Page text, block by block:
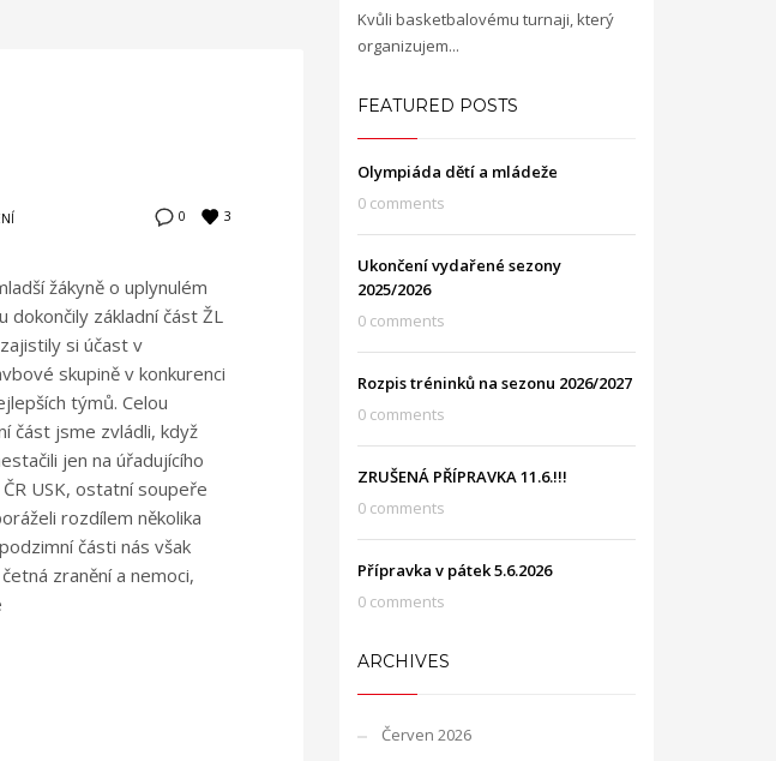
0 3
žákyně o uplynulém
dokončily základní část ŽL
si účast v
skupině v konkurenci
týmů. Celou
část jsme zvládli, když
jen na úřadujícího
USK, ostatní soupeře
rozdílem několika
části nás však
zranění a nemoci,
Kvůli basketbalovému turnaji, který
organizujem...
FEATURED POSTS
Olympiáda dětí a mládeže
0 comments
Ukončení vydařené sezony
2025/2026
0 comments
Rozpis tréninků na sezonu 2026/2027
0 comments
ZRUŠENÁ PŘÍPRAVKA 11.6.!!!
0 comments
Přípravka v pátek 5.6.2026
0 comments
ARCHIVES
Červen 2026